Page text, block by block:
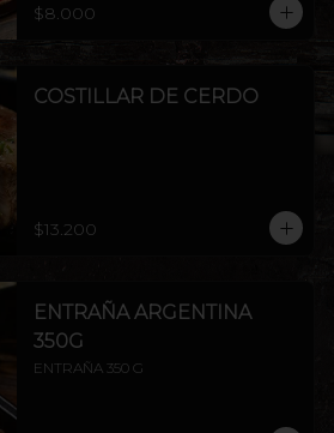
$8.000
COSTILLAR DE CERDO
$13.200
ENTRAÑA ARGENTINA
350G
ENTRAÑA 350 G